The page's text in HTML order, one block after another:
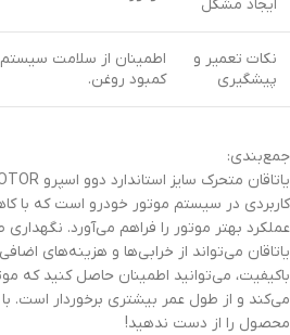
ایجاد مشکل
نکات تعمیر و
پیشگیری
اطمینان از سلامت
کمبود روغن.
جمع‌بندی:
کاربردی در سیستم موتور خودرو است که با
عملکرد بهتر موتور را فراهم می‌آورد.
یاتاقان می‌تواند از خرابی‌ها و هزینه‌های
باکیفیت، می‌توانید اطمینان حاصل کنید که
می‌کند و از طول عمر بیشتری برخوردار است. با
محصول را از دست ندهید!